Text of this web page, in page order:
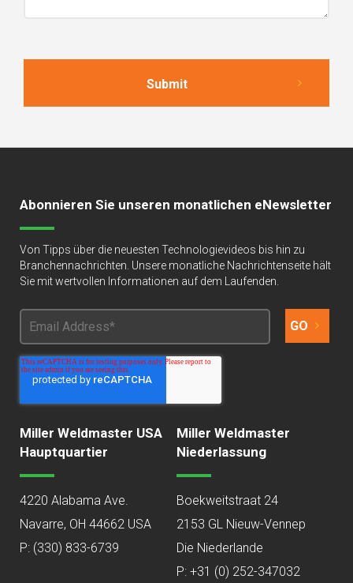
Abonnieren Sie unseren monatlichen eNewsletter
Von Tipps über die neuesten Technologievideos bis hin zu
Branchennachrichten. Unsere monatliche Nachrichtenseite hält
Sie mit wertvollen Informationen auf dem Laufenden.
Miller Weldmaster USA
Hauptquartier
4220 Alabama Ave.
Navarre, OH 44662 USA
P: (330) 833-6739
Miller Weldmaster
Niederlassung
Boekweitstraat 24
2153 GL Nieuw-Vennep
Die Niederlande
P: +31 (0) 252-347032